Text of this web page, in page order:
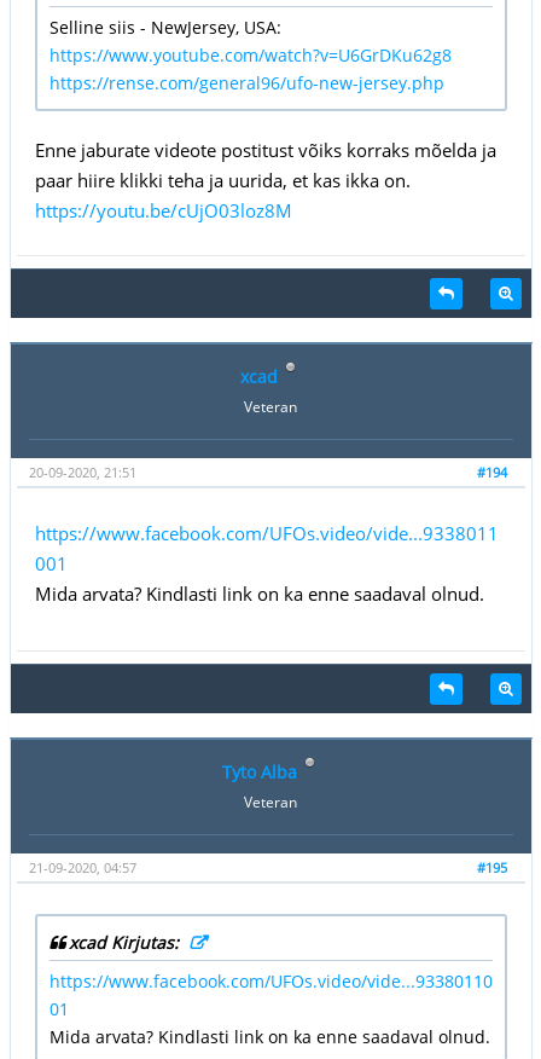
Selline siis - NewJersey, USA:
https://www.youtube.com/watch?v=U6GrDKu62g8
https://rense.com/general96/ufo-new-jersey.php
Enne jaburate videote postitust võiks korraks mõelda ja
paar hiire klikki teha ja uurida, et kas ikka on.
https://youtu.be/cUjO03loz8M
xcad
Veteran
#194
20-09-2020, 21:51
https://www.facebook.com/UFOs.video/vide...9338011
001
Mida arvata? Kindlasti link on ka enne saadaval olnud.
Tyto Alba
Veteran
#195
21-09-2020, 04:57
xcad Kirjutas:
https://www.facebook.com/UFOs.video/vide...93380110
01
Mida arvata? Kindlasti link on ka enne saadaval olnud.